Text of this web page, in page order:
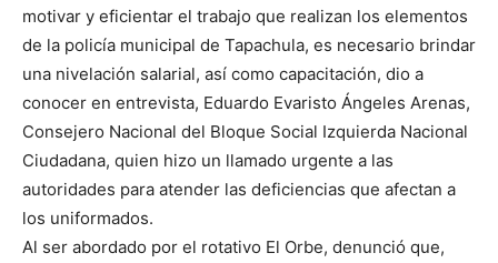
motivar y eficientar el trabajo que realizan los elementos
de la policía municipal de Tapachula, es necesario brindar
una nivelación salarial, así como capacitación, dio a
conocer en entrevista, Eduardo Evaristo Ángeles Arenas,
Consejero Nacional del Bloque Social Izquierda Nacional
Ciudadana, quien hizo un llamado urgente a las
autoridades para atender las deficiencias que afectan a
los uniformados.
Al ser abordado por el rotativo El Orbe, denunció que,